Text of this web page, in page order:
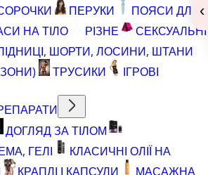
ПЕРУКИ
ПОЯСИ ДЛЯ
НА ТІЛО РІЗНЕ
СЕКСУАЛЬНІ
ШОРТИ, ЛОСИНИ, ШТАНИ
ТРУСИКИ
ІГРОВІ
ДОГЛЯД ЗА ТІЛОМ
ГЕЛІ
КЛАСИЧНІ ОЛІЇ НА
КРАПЛІ І КАПСУЛИ МАСАЖНА
‹